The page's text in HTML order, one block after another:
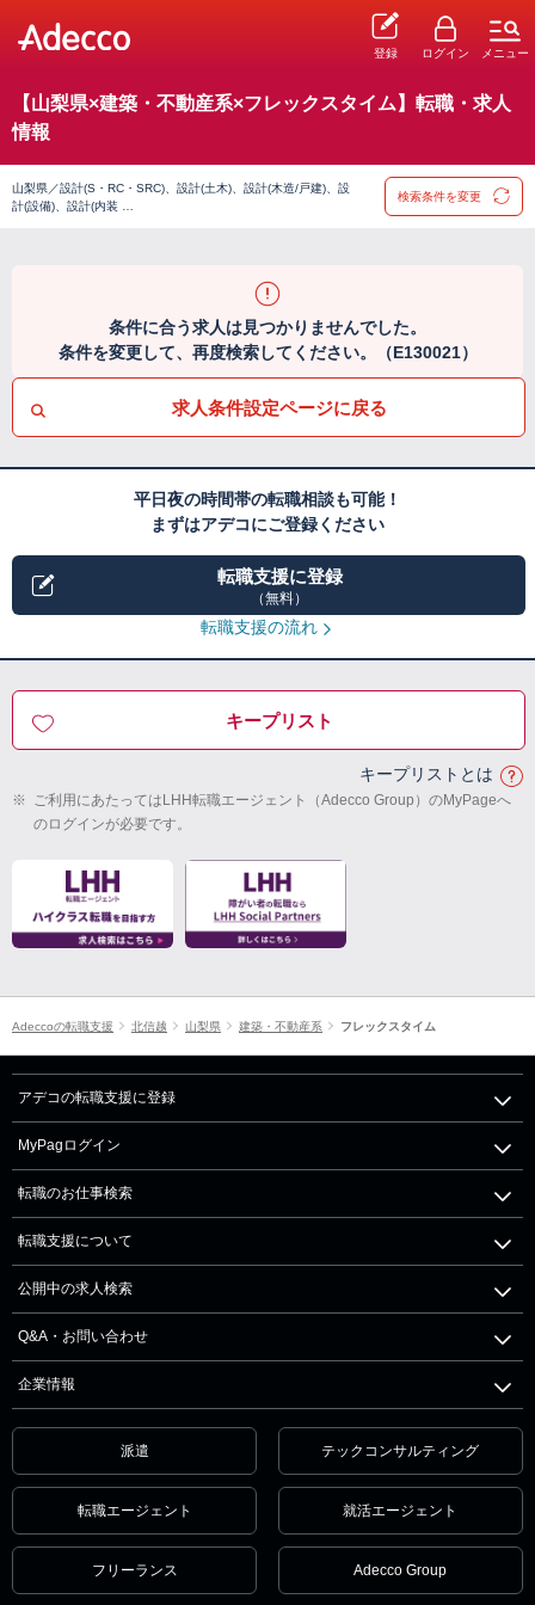
登録 ログイン メニュー
【山梨県×建築・不動産系×フレックスタイム】転職・求人
情報
山梨県／設計(S・RC・SRC)、設計(土木)、設計(木造/戸建)、設
計(設備)、設計(内装 …
検索条件を変更
条件に合う求人は見つかりませんでした。
条件を変更して、再度検索してください。（E130021）
求人条件設定ページに戻る
平日夜の時間帯の転職相談も可能！
まずはアデコにご登録ください
転職支援に登録
（無料）
転職支援の流れ
キープリスト
キープリストとは
※ ご利用にあたってはLHH転職エージェント（Adecco Group）のMyPageへ
のログインが必要です。
Adeccoの転職支援 北信越 山梨県 建築・不動産系 フレックスタイム
アデコの転職支援に登録
MyPagログイン
転職のお仕事検索
転職支援について
公開中の求人検索
Q&A・お問い合わせ
企業情報
派遣 テックコンサルティング
転職エージェント 就活エージェント
フリーランス Adecco Group